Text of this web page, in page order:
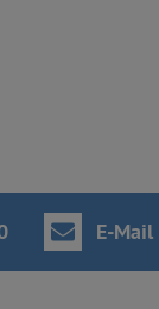
E-Mail